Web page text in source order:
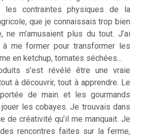
les contraintes physiques de la
que je connaissais trop bien
ne m’amusaient plus du tout. J’ai
à me former pour transformer les
en ketchup, tomates séchées…
s’est révélé être une vraie
à découvrir, tout à apprendre. Le
de main et les gourmands
les cobayes. Je trouvais dans
de créativité qu’il me manquait. Je
rencontres faites sur la ferme,